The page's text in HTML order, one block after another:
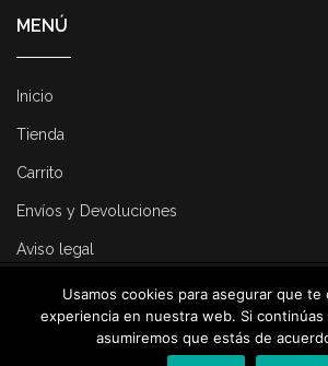
MENÚ
Inicio
Tienda
Carrito
Envíos y Devoluciones
Aviso legal
© 2025 Pregostyling. All Rights Reserved.
Usamos cookies para asegurar que te
experiencia en nuestra web. Si
asumiremos que estás de